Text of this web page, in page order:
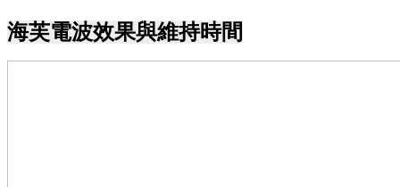
海芙電波效果與維持時間